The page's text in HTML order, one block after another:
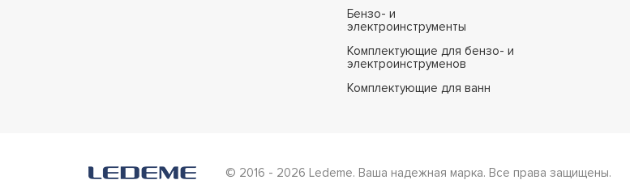
Бензо- и
электроинструменты
Комплектующие для бензо- и
электроинструменов
Комплектующие для ванн
© 2016 - 2026 Ledeme. Ваша надежная марка. Все права защищены.